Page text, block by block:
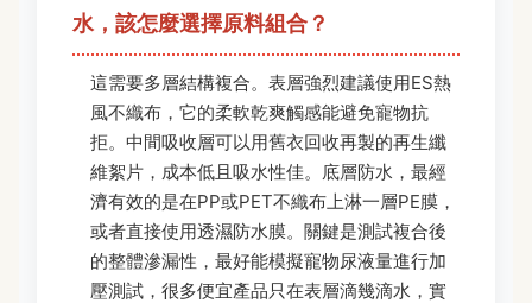
水，該怎麼選擇原料組合？
這需要多層結構複合。表層強烈建議使用ES熱
風不織布，它的柔軟乾爽觸感能避免寵物抗
拒。中間吸收層可以用舊衣回收再製的再生纖
維絮片，成本低且吸水性佳。底層防水，最經
濟有效的是在PP或PET不織布上淋一層PE膜，
或者直接使用透濕防水膜。關鍵是測試複合後
的整體滲漏性，最好能模擬寵物尿液量進行加
壓測試，很多便宜產品只在表層滴幾滴水，實